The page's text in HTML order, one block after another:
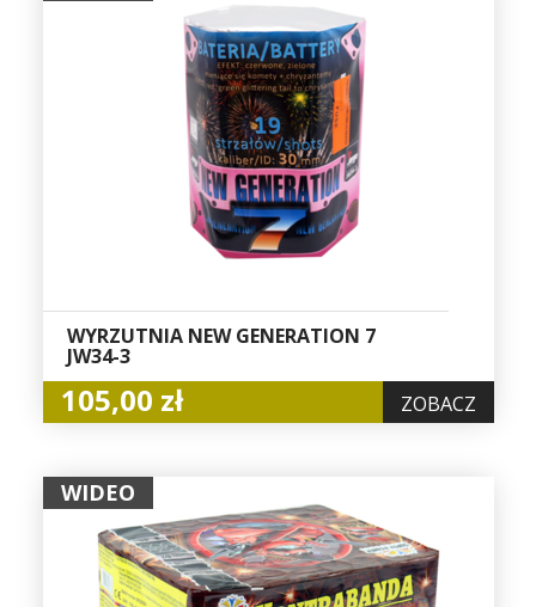
WYRZUTNIA NEW GENERATION 7
JW34-3
105,00 zł ZOBACZ
WIDEO